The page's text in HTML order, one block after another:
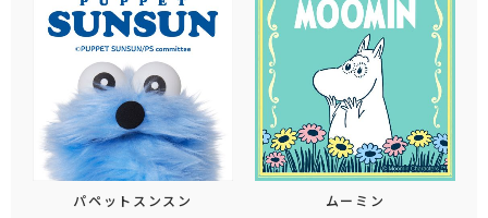
パペットスンスン ムーミン